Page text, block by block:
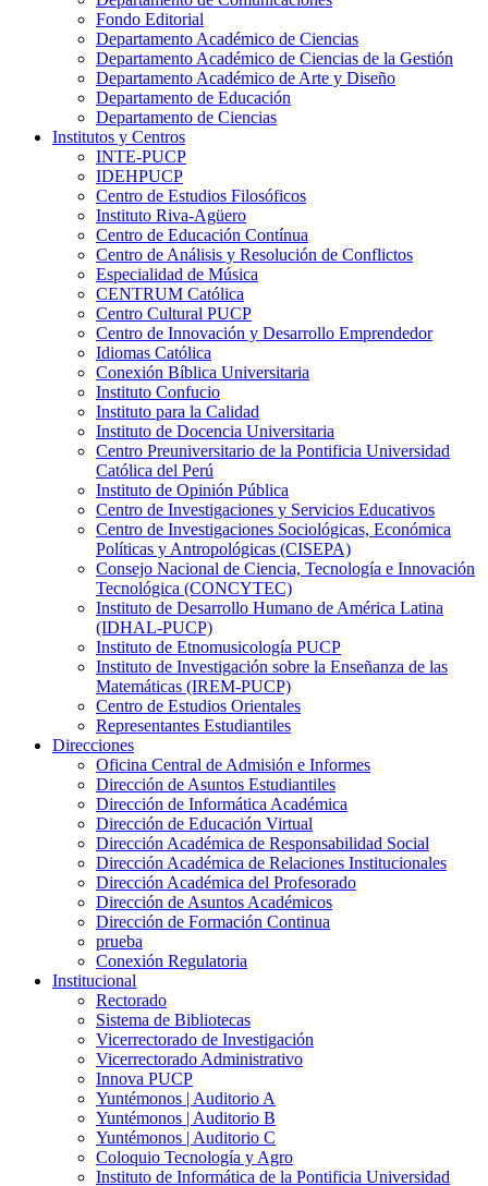
Fondo Editorial
Departamento Académico de Ciencias
Departamento Académico de Ciencias de la Gestión
Departamento Académico de Arte y Diseño
Departamento de Educación
Departamento de Ciencias
Institutos y Centros
INTE-PUCP
IDEHPUCP
Centro de Estudios Filosóficos
Instituto Riva-Agüero
Centro de Educación Contínua
Centro de Análisis y Resolución de Conflictos
Especialidad de Música
CENTRUM Católica
Centro Cultural PUCP
Centro de Innovación y Desarrollo Emprendedor
Idiomas Católica
Conexión Bíblica Universitaria
Instituto Confucio
Instituto para la Calidad
Instituto de Docencia Universitaria
Centro Preuniversitario de la Pontificia Universidad
Católica del Perú
Instituto de Opinión Pública
Centro de Investigaciones y Servicios Educativos
Centro de Investigaciones Sociológicas, Económica
Políticas y Antropológicas (CISEPA)
Consejo Nacional de Ciencia, Tecnología e Innovación
Tecnológica (CONCYTEC)
Instituto de Desarrollo Humano de América Latina
(IDHAL-PUCP)
Instituto de Etnomusicología PUCP
Instituto de Investigación sobre la Enseñanza de las
Matemáticas (IREM-PUCP)
Centro de Estudios Orientales
Representantes Estudiantiles
Direcciones
Oficina Central de Admisión e Informes
Dirección de Asuntos Estudiantiles
Dirección de Informática Académica
Dirección de Educación Virtual
Dirección Académica de Responsabilidad Social
Dirección Académica de Relaciones Institucionales
Dirección Académica del Profesorado
Dirección de Asuntos Académicos
Dirección de Formación Continua
prueba
Conexión Regulatoria
Institucional
Rectorado
Sistema de Bibliotecas
Vicerrectorado de Investigación
Vicerrectorado Administrativo
Innova PUCP
Yuntémonos | Auditorio A
Yuntémonos | Auditorio B
Yuntémonos | Auditorio C
Coloquio Tecnología y Agro
Instituto de Informática de la Pontificia Universidad